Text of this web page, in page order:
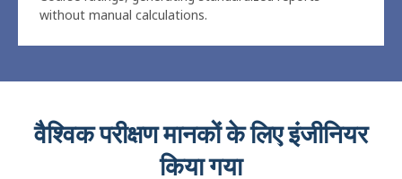
Automatically calculates ePM1, ईपीएम2.5, ईपीएम10,and
Coarse ratings,generating standardized reports
without manual calculations.